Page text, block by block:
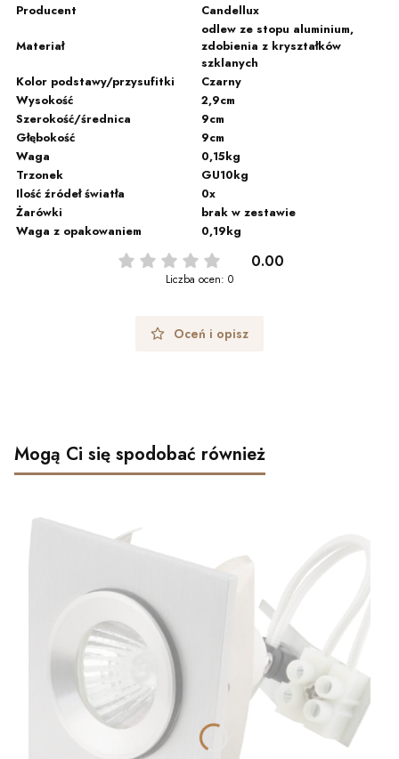
Producent Candellux
Materiał
odlew ze stopu aluminium,
zdobienia z kryształków
szklanych
Kolor podstawy/przysufitki
Czarny
Wysokość
2,9cm
Szerokość/średnica
9cm
Głębokość
9cm
Waga
0,15kg
Trzonek
GU10kg
Ilość źródeł światła
0x
Żarówki
brak w zestawie
Waga z opakowaniem
0,19kg
0.00
Liczba ocen: 0
Oceń i opisz
Mogą Ci się spodobać również